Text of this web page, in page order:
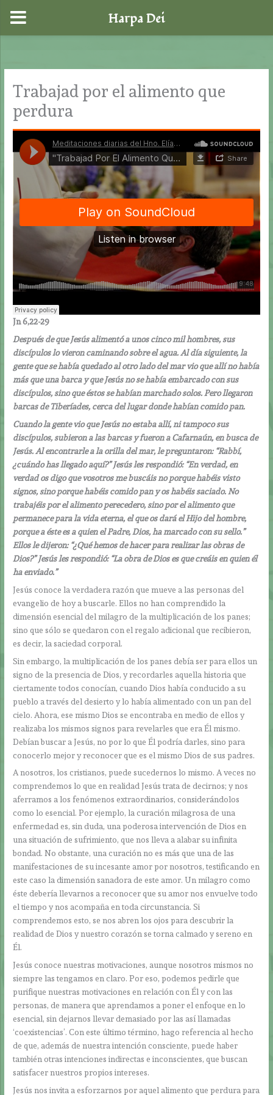
contenido
Trabajad por el alimento que
perdura
Jn 6,22-29
Después de que Jesús alimentó a unos cinco mil hombres, sus
discípulos lo vieron caminando sobre el agua. Al día siguiente, la
gente que se había quedado al otro lado del mar vio que allí no había
más que una barca y que Jesús no se había embarcado con sus
discípulos, sino que éstos se habían marchado solos. Pero llegaron
barcas de Tiberíades, cerca del lugar donde habían comido pan.
Cuando la gente vio que Jesús no estaba allí, ni tampoco sus
discípulos, subieron a las barcas y fueron a Cafarnaún, en busca de
Jesús. Al encontrarle a la orilla del mar, le preguntaron: “Rabbí,
¿cuándo has llegado aquí?” Jesús les respondió: “En verdad, en
verdad os digo que vosotros me buscáis no porque habéis visto
signos, sino porque habéis comido pan y os habéis saciado. No
trabajéis por el alimento perecedero, sino por el alimento que
permanece para la vida eterna, el que os dará el Hijo del hombre,
porque a éste es a quien el Padre, Dios, ha marcado con su sello.”
Ellos le dijeron: “¿Qué hemos de hacer para realizar las obras de
Dios?” Jesús les respondió: “La obra de Dios es que creáis en quien él
ha enviado.”
Jesús conoce la verdadera razón que mueve a las personas del
evangelio de hoy a buscarle. Ellos no han comprendido la
dimensión esencial del milagro de la multiplicación de los panes;
sino que sólo se quedaron con el regalo adicional que recibieron,
es decir, la saciedad corporal.
Sin embargo, la multiplicación de los panes debía ser para ellos un
signo de la presencia de Dios, y recordarles aquella historia que
ciertamente todos conocían, cuando Dios había conducido a su
pueblo a través del desierto y lo había alimentado con un pan del
cielo. Ahora, ese mismo Dios se encontraba en medio de ellos y
realizaba los mismos signos para revelarles que era Él mismo.
Debían buscar a Jesús, no por lo que Él podría darles, sino para
conocerlo mejor y reconocer que es el mismo Dios de sus padres.
A nosotros, los cristianos, puede sucedernos lo mismo. A veces no
comprendemos lo que en realidad Jesús trata de decirnos; y nos
aferramos a los fenómenos extraordinarios, considerándolos
como lo esencial. Por ejemplo, la curación milagrosa de una
enfermedad es, sin duda, una poderosa intervención de Dios en
una situación de sufrimiento, que nos lleva a alabar su infinita
bondad. No obstante, una curación no es más que una de las
manifestaciones de su incesante amor por nosotros, testificando en
este caso la dimensión sanadora de este amor. Un milagro como
éste debería llevarnos a reconocer que su amor nos envuelve todo
el tiempo y nos acompaña en toda circunstancia. Si
comprendemos esto, se nos abren los ojos para descubrir la
realidad de Dios y nuestro corazón se torna calmado y sereno en
Él.
Jesús conoce nuestras motivaciones, aunque nosotros mismos no
siempre las tengamos en claro. Por eso, podemos pedirle que
purifique nuestras motivaciones en relación con Él y con las
personas, de manera que aprendamos a poner el enfoque en lo
esencial, sin dejarnos llevar demasiado por las así llamadas
‘coexistencias’. Con este último término, hago referencia al hecho
de que, además de nuestra intención consciente, puede haber
también otras intenciones indirectas e inconscientes, que buscan
satisfacer nuestros propios intereses.
Jesús nos invita a esforzarnos por aquel alimento que perdura para
Harpa Dei